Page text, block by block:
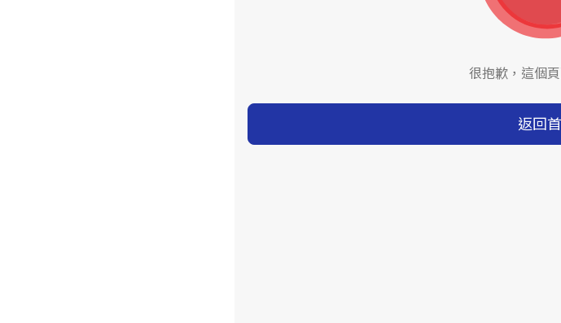
很抱歉，這個頁
返回